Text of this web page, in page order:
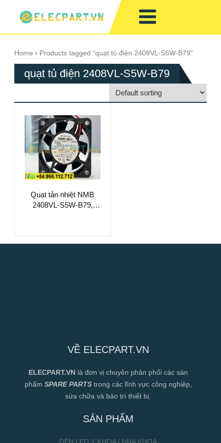
Home Products tagged “quạt tủ điện 2408VL-S5W-B79”
quạt tủ điện 2408VL-S5W-B79
Quạt tản nhiệt NMB
2408VL-S5W-B79,
VỀ ELECPART.VN
ELECPART.VN là đơn vị chuyên phân phối các sản
phẩm SPARE PARTStrong các lĩnh vực công nghiệp,
sửa chữa và bảo trì thiết bị.
SẢN PHẨM
ĐÈN LED Y KHOA / NHA KHOA